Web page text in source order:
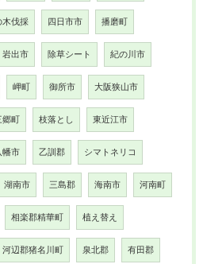
木伐採 四日市市 播磨町
岩出市 除草シート 紀の川市
岬町 御所市 大阪狭山市
町 枝落とし 東近江市
幡市 乙訓郡 シマトネリコ
湖南市 三島郡 海南市 河南町
相楽郡精華町 植え替え
河辺郡猪名川町 泉北郡 有田郡